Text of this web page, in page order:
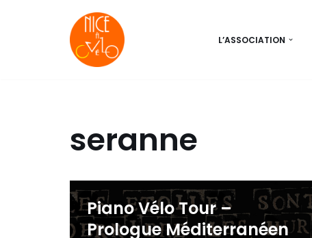
L’ASSOCIATION
seranne
Piano Vélo Tour –
Prologue Méditerranéen